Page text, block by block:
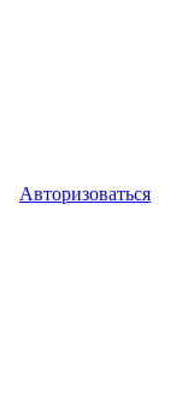
Авторизоваться